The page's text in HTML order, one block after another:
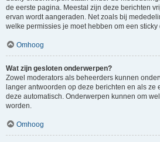
de eerste pagina. Meestal zijn deze berichten
ervan wordt aangeraden. Net zoals bij
welke permissies je moet hebben om een
Omhoog
Wat zijn gesloten onderwerpen?
Zowel moderators als beheerders kunnen
langer antwoorden op deze berichten en als
deze automatisch. Onderwerpen kunnen om
worden.
Omhoog